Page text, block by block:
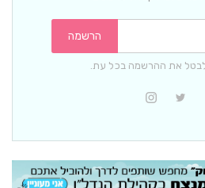
הרשמה
את ההרשמה בכל עת.